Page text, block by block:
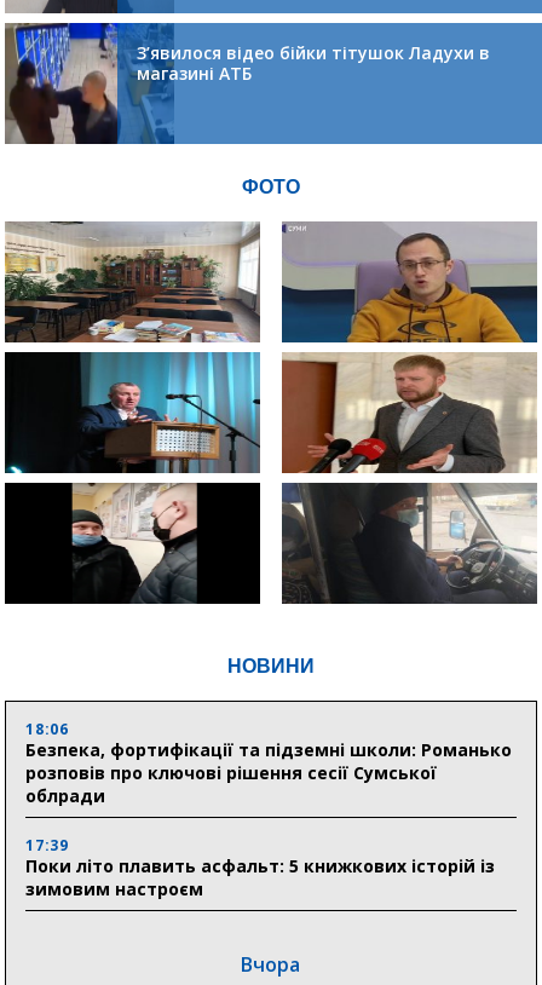
НОВИНИ
18:06
Безпека, фортифікації та підземні школи: Романько
розповів про ключові рішення сесії Сумської
облради
17:39
Поки літо плавить асфальт: 5 книжкових історій із
зимовим настроєм
Вчора
З’явилося відео бійки тітушок Ладухи в
магазині АТБ
ФОТО